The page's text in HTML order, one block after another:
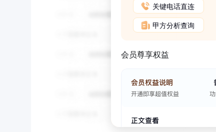
关键电话直连
甲方分析查询
会员尊享权益